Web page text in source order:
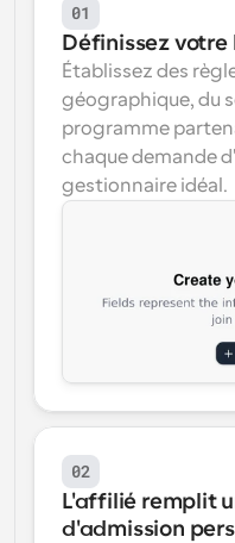
01
Définissez
Établissez des
géographique, du
programme
chaque demande
gestionnaire idéal.
02
L'affilié remplit
d'admission